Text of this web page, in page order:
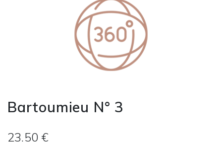
Bartoumieu N° 3
23.50 €